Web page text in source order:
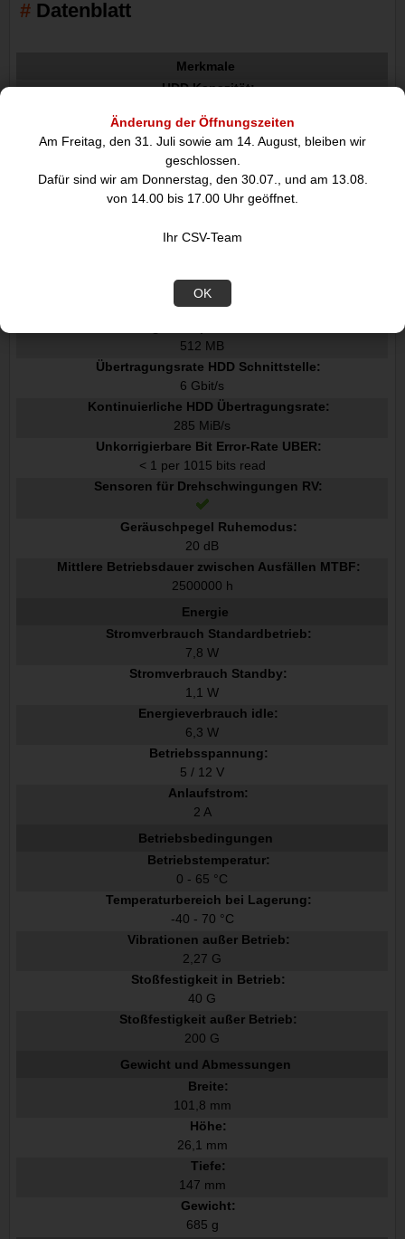
Änderung der Öffnungszeiten
Am Freitag, den 31. Juli sowie am 14. August, bleiben wir
geschlossen.
Dafür sind wir am Donnerstag, den 30.07., und am 13.08.
von 14.00 bis 17.00 Uhr geöffnet.
Ihr CSV-Team
OK
Datenblatt
Merkmale
HDD Kapazität:
HDD Geschwindigkeit:
7200 RPM
HDD Größe:
3.5"
Schnittstelle:
Komponente für:
Server/Arbeitsstation
512 MB
Übertragungsrate HDD Schnittstelle:
6 Gbit/s
Kontinuierliche HDD Übertragungsrate:
285 MiB/s
Unkorrigierbare Bit Error-Rate UBER:
< 1 per 1015 bits read
Sensoren für Drehschwingungen RV:
Geräuschpegel Ruhemodus:
20 dB
Mittlere Betriebsdauer zwischen Ausfällen MTBF:
2500000 h
Energie
Stromverbrauch Standardbetrieb:
7,8 W
Stromverbrauch Standby:
1,1 W
Energieverbrauch idle:
6,3 W
Betriebsspannung:
5 / 12 V
Anlaufstrom:
2 A
Betriebsbedingungen
Betriebstemperatur:
0 - 65 °C
Temperaturbereich bei Lagerung:
-40 - 70 °C
Vibrationen außer Betrieb:
2,27 G
Stoßfestigkeit in Betrieb:
40 G
Stoßfestigkeit außer Betrieb:
200 G
Gewicht und Abmessungen
Breite:
101,8 mm
Höhe:
26,1 mm
Tiefe:
147 mm
Gewicht:
685 g